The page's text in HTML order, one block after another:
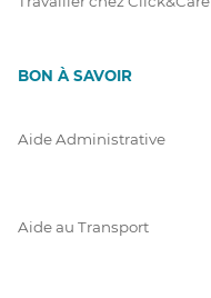
BON À SAVOIR
Aide Administrative
Aide au Transport